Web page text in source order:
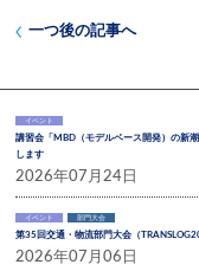
一つ後の記事へ
イベント
講習会「MBD（モデルベース開発）の新
します
2026年07月24日
イベント 部門大会
第35回交通・物流部門大会（
2026年07月06日